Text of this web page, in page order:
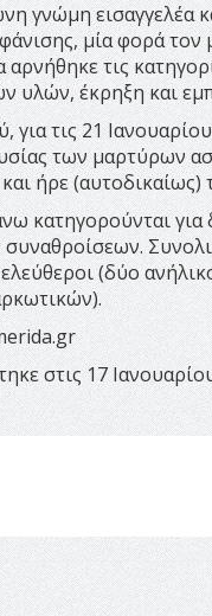
γνώμη εισαγγελέα
μία φορά
αρνήθηκε τις
υλών, έκρηξη και
για τις 21
των μαρτύρων
ήρε (αυτοδικαίως)
κατηγορούνται για
(δύο
στις 17